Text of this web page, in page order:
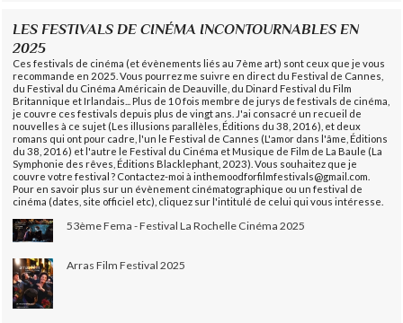
LES FESTIVALS DE CINÉMA INCONTOURNABLES EN
2025
Ces festivals de cinéma (et évènements liés au 7ème art) sont ceux que je vous
recommande en 2025. Vous pourrez me suivre en direct du Festival de Cannes,
du Festival du Cinéma Américain de Deauville, du Dinard Festival du Film
Britannique et Irlandais... Plus de 10 fois membre de jurys de festivals de cinéma,
je couvre ces festivals depuis plus de vingt ans. J'ai consacré un recueil de
nouvelles à ce sujet (Les illusions parallèles, Éditions du 38, 2016), et deux
romans qui ont pour cadre, l'un le Festival de Cannes (L'amor dans l'âme, Éditions
du 38, 2016) et l'autre le Festival du Cinéma et Musique de Film de La Baule (La
Symphonie des rêves, Éditions Blacklephant, 2023). Vous souhaitez que je
couvre votre festival ? Contactez-moi à inthemoodforfilmfestivals@gmail.com.
Pour en savoir plus sur un évènement cinématographique ou un festival de
cinéma (dates, site officiel etc), cliquez sur l'intitulé de celui qui vous intéresse.
53ème Fema - Festival La Rochelle Cinéma 2025
Arras Film Festival 2025